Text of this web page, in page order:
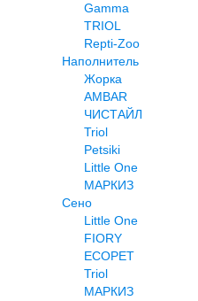
Gamma
TRIOL
Repti-Zoo
Наполнитель
Жорка
AMBAR
ЧИСТАЙЛ
Triol
Petsiki
Little One
МАРКИЗ
Сено
Little One
FIORY
ECOPET
Triol
МАРКИЗ